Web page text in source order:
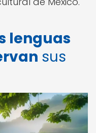
lenguas
sus